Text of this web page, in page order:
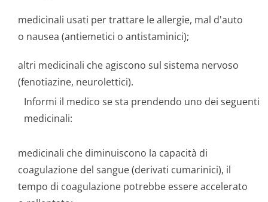
medicinali usati per trattare le allergie, mal d'auto
o nausea (antiemetici o antistaminici);
altri medicinali che agiscono sul sistema nervoso
(fenotiazine, neurolettici).
Informi il medico se sta prendendo uno dei seguenti
medicinali:
medicinali che diminuiscono la capacità di
coagulazione del sangue (derivati cumarinici), il
tempo di coagulazione potrebbe essere accelerato